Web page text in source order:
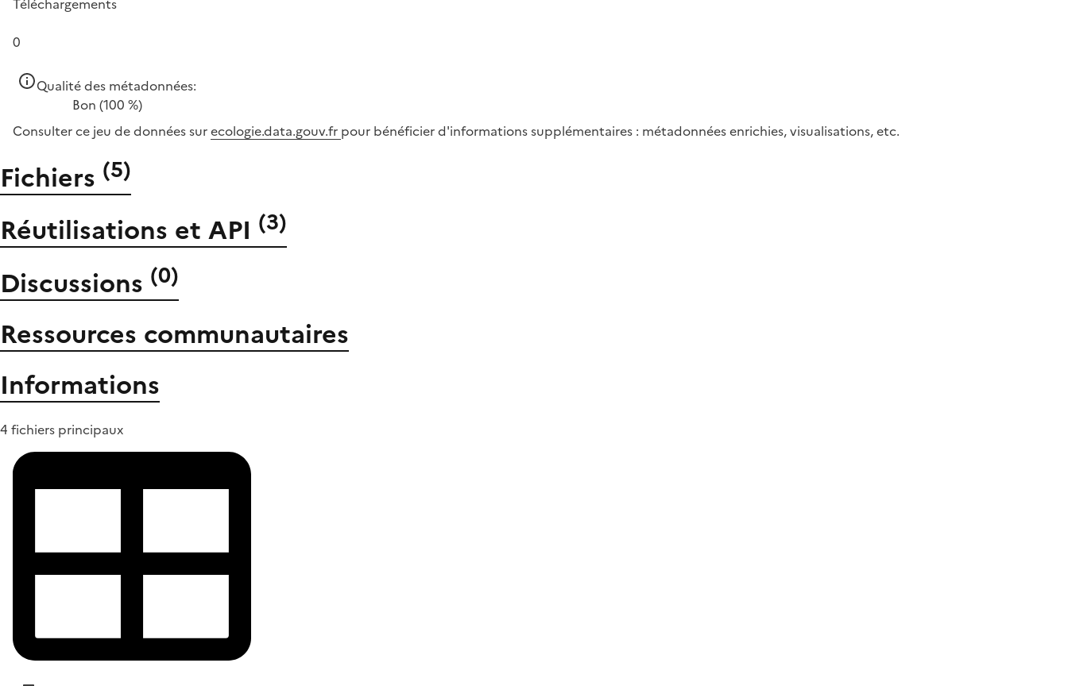
Téléchargements
0
Qualité des métadonnées:
Bon (100 %)
Consulter ce jeu de données surecologie.data.gouv.fr pour bénéficier d'informations supplémentaires : métadonnées enrichies, visualisations, etc.
Fichiers (5)
Réutilisations et API (3)
Discussions (0)
Ressources communautaires
Informations
4 fichiers principaux